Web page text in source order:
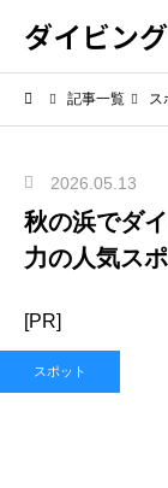
ダイビン
記事一覧 ス
2026.05.13
秋の浜でダ
力の人気ス
[PR]
スポット